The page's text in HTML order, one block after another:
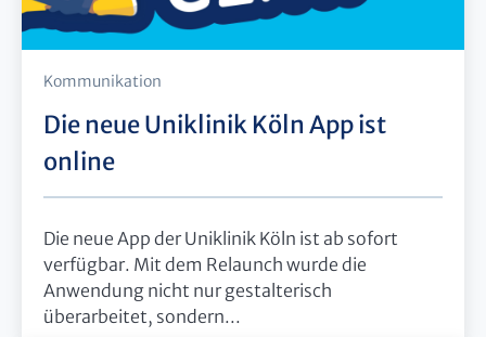
Kommunikation
Die neue Uniklinik Köln App ist
online
Die neue App der Uniklinik Köln ist ab sofort
verfügbar. Mit dem Relaunch wurde die
Anwendung nicht nur gestalterisch
überarbeitet, sondern...